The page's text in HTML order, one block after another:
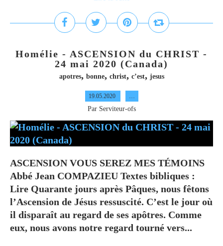
Homélie - ASCENSION du CHRIST -
24 mai 2020 (Canada)
apotres, bonne, christ, c’est, jesus
19.05.2020 …
Par Serviteur-ofs
ASCENSION VOUS SEREZ MES TÉMOINS
Abbé Jean COMPAZIEU Textes bibliques :
Lire Quarante jours après Pâques, nous fêtons
l’Ascension de Jésus ressuscité. C’est le jour où
il disparaît au regard de ses apôtres. Comme
eux, nous avons notre regard tourné vers...